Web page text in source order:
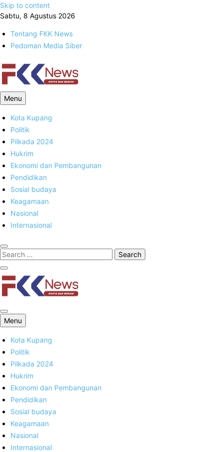
Skip to content
Sabtu, 8 Agustus 2026
Tentang FKK News
Pedoman Media Siber
FKK News
Menu
Kota Kupang
Politik
Pilkada 2024
Hukrim
Ekonomi dan Pembangunan
Pendidikan
Sosial budaya
Keagamaan
Nasional
Internasional
FKK News
Menu
Kota Kupang
Politik
Pilkada 2024
Hukrim
Ekonomi dan Pembangunan
Pendidikan
Sosial budaya
Keagamaan
Nasional
Internasional